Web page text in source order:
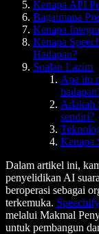
Kenapa API
Bagaimana
Kenapa
Kenapa
Hadapan?
Soalan Lazim
Apa itu
Adakah
sendiri?
Kenapa
Dalam artikel ini,
penyelidikan AI
beroperasi sebagai
terkemuka. Speechify
melalui Makmal
untuk pembangun